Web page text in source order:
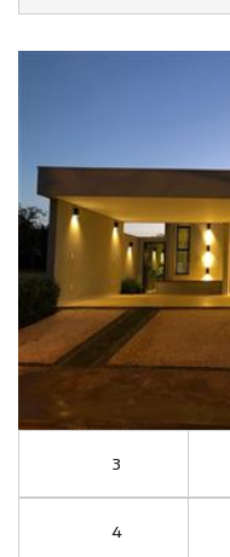
3
4